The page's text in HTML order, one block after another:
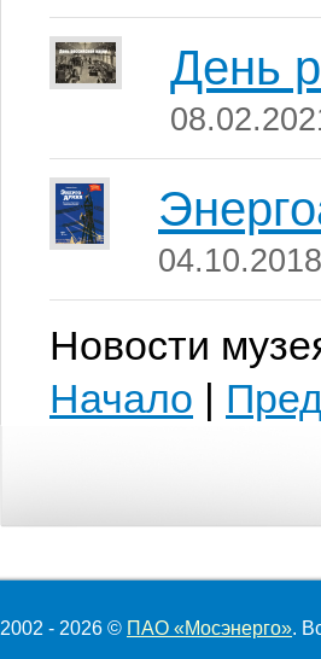
День
Новости
Начало |
2002 - 2026 © ПАО «Мосэнерго».